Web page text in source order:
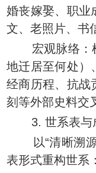
婚丧嫁娶、职业
文、老照片、书
宏观脉络：
地迁居至何处）
经商历程、抗战
刻等外部史料交
3. 世系表
以“清晰溯
表形式重构世系：